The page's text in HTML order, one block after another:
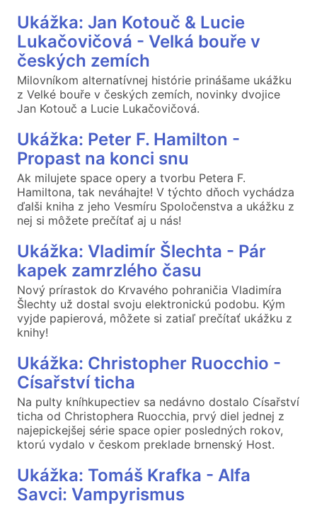
Ukážka: Jan Kotouč & Lucie
Lukačovičová - Velká bouře v
českých zemích
Milovníkom alternatívnej histórie prinášame ukážku
z Velké bouře v českých zemích, novinky dvojice
Jan Kotouč a Lucie Lukačovičová.
Ukážka: Peter F. Hamilton -
Propast na konci snu
Ak milujete space opery a tvorbu Petera F.
Hamiltona, tak neváhajte! V týchto dňoch vychádza
ďalši kniha z jeho Vesmíru Spoločenstva a ukážku z
nej si môžete prečítať aj u nás!
Ukážka: Vladimír Šlechta - Pár
kapek zamrzlého času
Nový prírastok do Krvavého pohraničia Vladimíra
Šlechty už dostal svoju elektronickú podobu. Kým
vyjde papierová, môžete si zatiaľ prečítať ukážku z
knihy!
Ukážka: Christopher Ruocchio -
Císařství ticha
Na pulty kníhkupectiev sa nedávno dostalo Císařství
ticha od Christophera Ruocchia, prvý diel jednej z
najepickejšej série space opier posledných rokov,
ktorú vydalo v českom preklade brnenský Host.
Ukážka: Tomáš Krafka - Alfa
Savci: Vampyrismus